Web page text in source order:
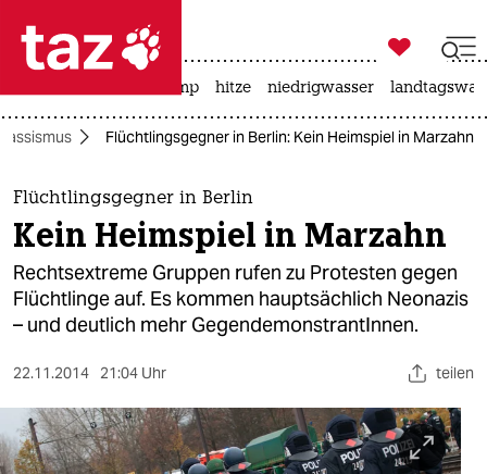
 taz zahl ich
taz zahl ich
themen
politik
öko
sport

taz zahl ich
usa unter trump hitze niedrigwasser
Flüchtlingsgegner in Berlin: Kein Heimspiel in Marzahn
Flüchtlingsgegner in Berlin
Kein Heimspiel in Marzahn
Rechtsextreme Gruppen rufen zu Protesten gegen
Flüchtlinge auf. Es kommen hauptsächlich Neonazis
– und deutlich mehr GegendemonstrantInnen.
22.11.2014 21:04 Uhr teilen